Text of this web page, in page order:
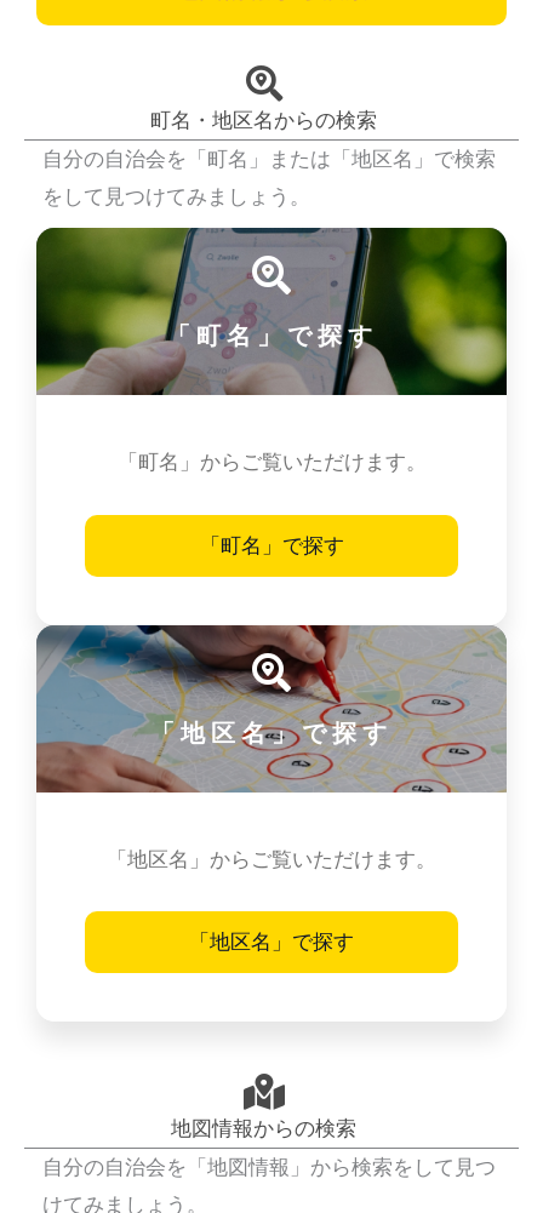
町名・地区名からの検索
自分の自治会を「町名」または「地区名」で検索
をして見つけてみましょう。
「町名」で探す
「町名」からご覧いただけます。
「町名」で探す
「地区名」で探す
「地区名」からご覧いただけます。
「地区名」で探す
地図情報からの検索
自分の自治会を「地図情報」から検索をして見つ
けてみましょう。